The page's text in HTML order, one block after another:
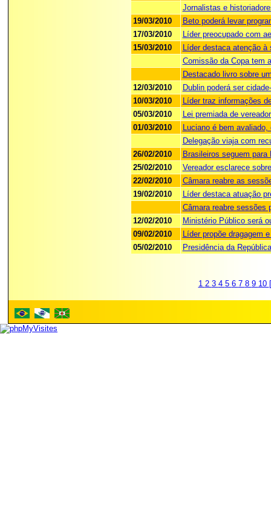
Jornalistas e
19/03/2010
Beto poderá levar
17/03/2010
Líder preocupado com
15/03/2010
Líder destaca atenção à
Comissão da Copa tem
Destacado livro sobre
12/03/2010
Dublin poderá ser
10/03/2010
Líder traz informações
05/03/2010
Lei premiada de
01/03/2010
Luciano é bem avaliado,
Delegação viaja com
26/02/2010
Brasileiros seguem
25/02/2010
Vereador esclarece
22/02/2010
Câmara reabre as
19/02/2010
Líder destaca atuação
Câmara reabre sessões
12/02/2010
Ministério Público será
09/02/2010
Líder propõe dragagem
05/02/2010
Presidência da
1 2 3 4 5 6 7 8 9 10